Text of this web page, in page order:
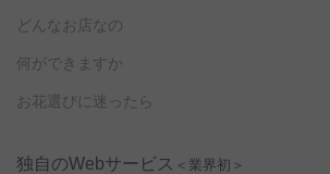
どんなお店なの
何ができますか
お花選びに迷ったら
独自のWebサービス ＜業界初＞